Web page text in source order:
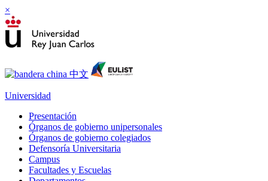
×
Universidad
Presentación
Órganos de gobierno unipersonales
Órganos de gobierno colegiados
Defensoría Universitaria
Campus
Facultades y Escuelas